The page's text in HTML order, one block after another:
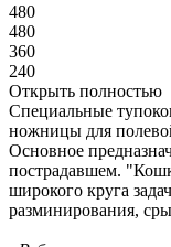
480
480
360
240
Открыть полностью
Специальные
ножницы для
Основное
пострадавшем.
широкого круга
разминирования,